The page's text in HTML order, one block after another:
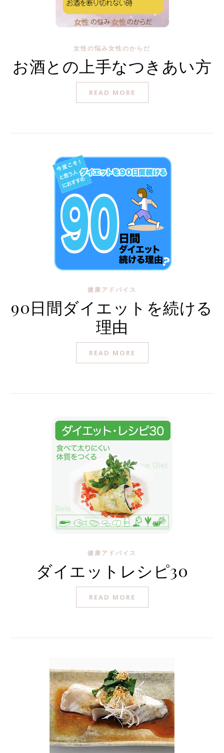
女性の悩み女性のからだ
お酒との上手なつきあい方
READ MORE
健康アドバイス
90日間ダイエットを続ける
理由
READ MORE
健康アドバイス
ダイエットレシピ30
READ MORE